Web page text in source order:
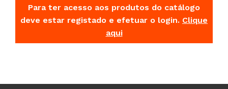
Para ter acesso aos produtos do catálogo
deve estar registado e efetuar o login. Clique
aqui